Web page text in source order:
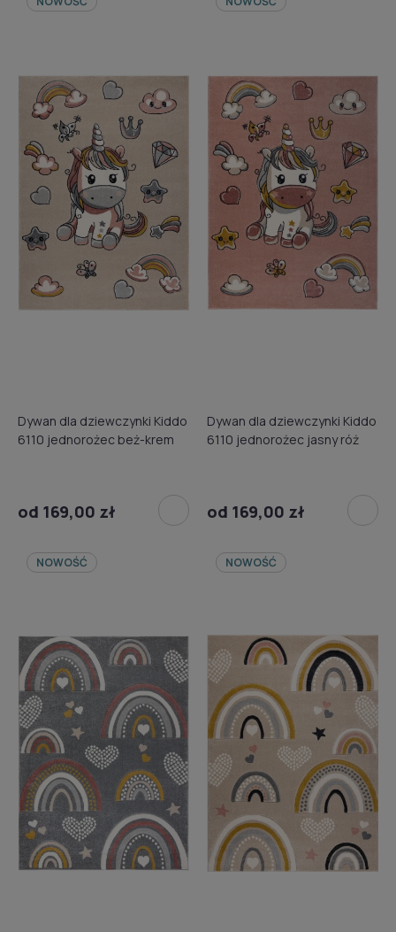
Dywan dla dziewczynki Kiddo
6110 jednorożec beż-krem
od 169,00 zł
Dywan dla dziewczynki Kiddo
6110 jednorożec jasny róż
od 169,00 zł
NOWOŚĆ NOWOŚĆ